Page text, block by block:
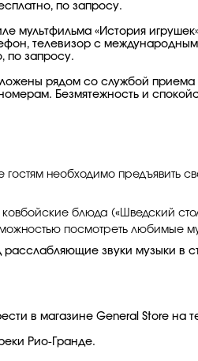
по запросу.
мультфильма «История
телевизор с
по запросу.
рядом со службой
Безмятежность и
необходимо предъявить
блюда («Шведский
посмотреть любимые
звуки музыки в
в магазине General Store на
Рио-Гранде.